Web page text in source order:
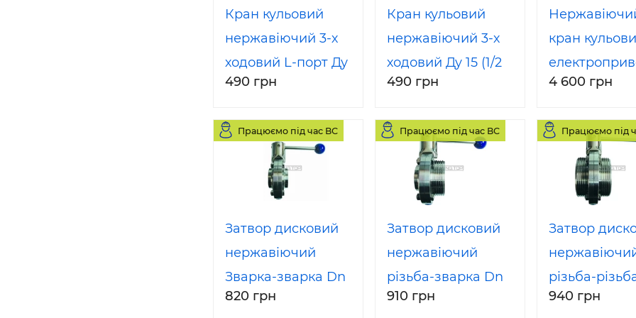
Кран кульовий
нержавіючий 3-х
ходовий L-порт Ду
15 (1/2 ") AISI304
490 грн
Кран кульовий
нержавіючий 3-х
ходовий Ду 15 (1/2
") T-порт AISI304
490 грн
кран
(Ду 15 (1/2 ") 3-х
4 600 грн
Працюємо під час ВС
Затвор дисковий
нержавіючий
Зварка-зварка Dn
50 AISI304 DIN
820 грн
Працюємо під час ВС
Затвор дисковий
нержавіючий
різьба-зварка Dn
50 AISI304 DIN
910 грн
Працюємо під
Затвор
різьба-
50 AISI304 DIN
940 грн